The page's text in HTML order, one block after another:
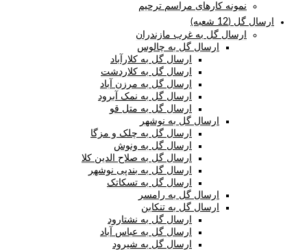
نمونه کارهای مراسم ترحیم
ارسال گل (12 شعبه)
ارسال گل به غرب مازندران
ارسال گل به چالوس
ارسال گل به کلارآباد
ارسال گل به کلاردشت
ارسال گل به مرزن آباد
ارسال گل به نمک آبرود
ارسال گل به متل قو
ارسال گل به نوشهر
ارسال گل به چلک و مزگا
ارسال گل به ونوش
ارسال گل به صلاح الدین کلا
ارسال گل به بندپی نوشهر
ارسال گل به تسکاتک
ارسال گل به رامسر
ارسال گل به تنکابن
ارسال گل به نشتارود
ارسال گل به عباس آباد
ارسال گل به شیرود